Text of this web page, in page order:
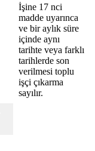
İşine 17 nci
madde uyarınca
ve bir aylık süre
içinde aynı
tarihte veya farklı
tarihlerde son
verilmesi toplu
işçi çıkarma
sayılır.